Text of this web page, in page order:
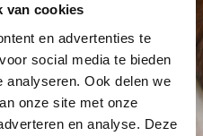
van cookies
en advertenties te
social media te bieden
analyseren. Ook delen we
onze site met onze
en analyse. Deze